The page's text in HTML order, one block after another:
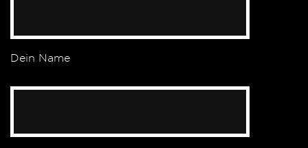
Dein Name